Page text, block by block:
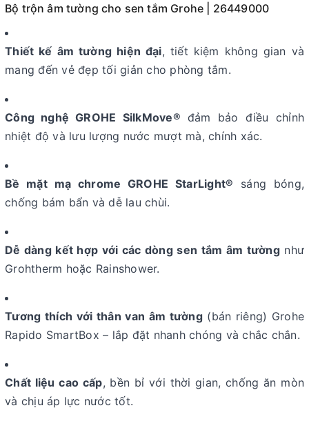
Bộ trộn âm tường cho sen tắm Grohe | 26449000
Thiết kế âm tường hiện đại, tiết kiệm không gian và
mang đến vẻ đẹp tối giản cho phòng tắm.
Công nghệ GROHE SilkMove® đảm bảo điều chỉnh
nhiệt độ và lưu lượng nước mượt mà, chính xác.
Bề mặt mạ chrome GROHE StarLight® sáng bóng,
chống bám bẩn và dễ lau chùi.
Dễ dàng kết hợp với các dòng sen tắm âm tườngnhư
Grohtherm hoặc Rainshower.
Tương thích với thân van âm tường(bán riêng) Grohe
Rapido SmartBox – lắp đặt nhanh chóng và chắc chắn.
Chất liệu cao cấp, bền bỉ với thời gian, chống ăn mòn
và chịu áp lực nước tốt.